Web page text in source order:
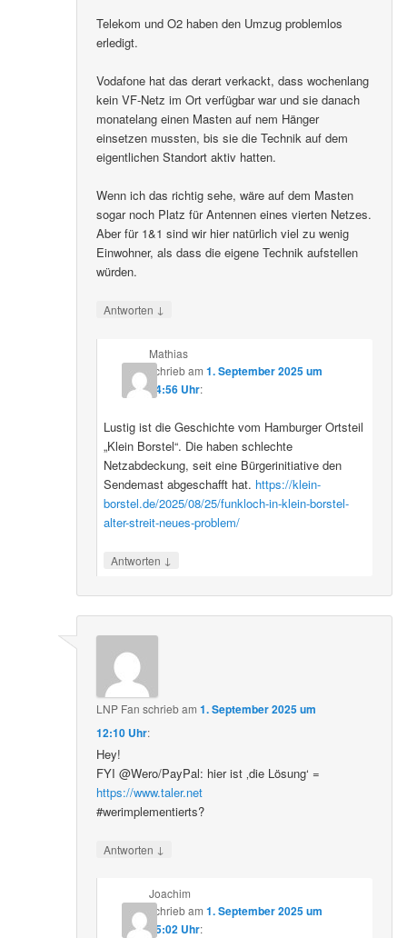
Telekom und O2 haben den Umzug problemlos
erledigt.
Vodafone hat das derart verkackt, dass wochenlang
kein VF-Netz im Ort verfügbar war und sie danach
monatelang einen Masten auf nem Hänger
einsetzen mussten, bis sie die Technik auf dem
eigentlichen Standort aktiv hatten.
Wenn ich das richtig sehe, wäre auf dem Masten
sogar noch Platz für Antennen eines vierten Netzes.
Aber für 1&1 sind wir hier natürlich viel zu wenig
Einwohner, als dass die eigene Technik aufstellen
würden.
Antworten ↓
Mathias
schriebam 1. September 2025 um
14:56 Uhr:
Lustig ist die Geschichte vom Hamburger Ortsteil
„Klein Borstel“. Die haben schlechte
Netzabdeckung, seit eine Bürgerinitiative den
Sendemast abgeschafft hat. https://klein-
borstel.de/2025/08/25/funkloch-in-klein-borstel-
alter-streit-neues-problem/
Antworten ↓
LNP Fan schriebam1. September 2025 um
12:10 Uhr:
Hey!
FYI @Wero/PayPal: hier ist ‚die Lösung‘ =
https://www.taler.net
#werimplementierts?
Antworten ↓
Joachim
schriebam 1. September 2025 um
15:02 Uhr: